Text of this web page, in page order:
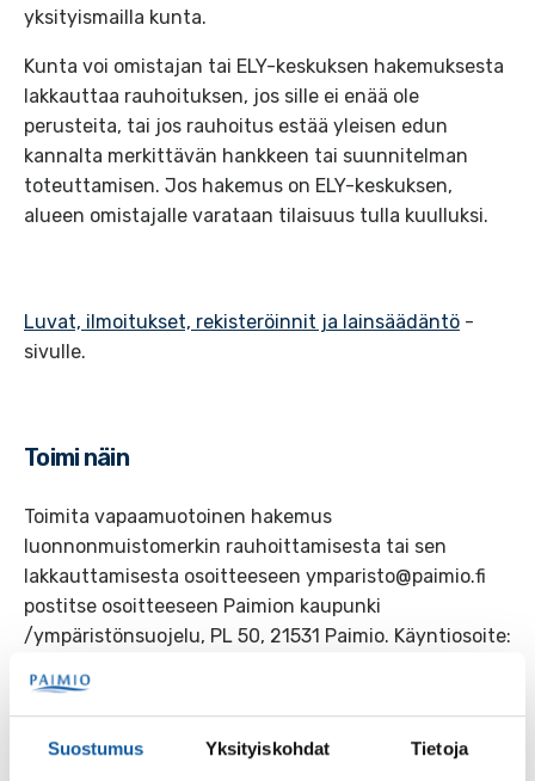
Suostumus Yksityiskohdat Tietoja
yksityismailla kunta.
Kunta voi omistajan tai ELY-keskuksen hakemuksesta
lakkauttaa rauhoituksen, jos sille ei enää ole
perusteita, tai jos rauhoitus estää yleisen edun
kannalta merkittävän hankkeen tai suunnitelman
toteuttamisen. Jos hakemus on ELY-keskuksen,
alueen omistajalle varataan tilaisuus tulla kuulluksi.
Luvat, ilmoitukset, rekisteröinnit ja lainsäädäntö -
sivulle.
Toimi näin
Toimita vapaamuotoinen hakemus
luonnonmuistomerkin rauhoittamisesta tai sen
lakkauttamisesta osoitteeseen ymparisto@paimio.fi
postitse osoitteeseen Paimion kaupunki
/ympäristönsuojelu, PL 50, 21531 Paimio. Käyntiosoite:
sekä asemapiirros muistomerkin sijainnista.
toimistoinsinööriltä.